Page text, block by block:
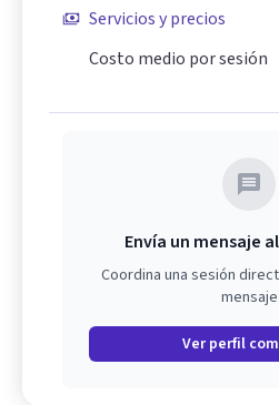
Servicios y precios
Costo medio por sesión
Envía un mensaje
Coordina una sesión
mensaje
Ver perfil